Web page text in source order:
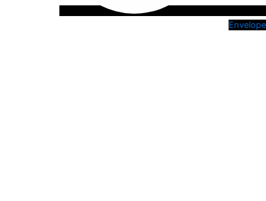
Envelope